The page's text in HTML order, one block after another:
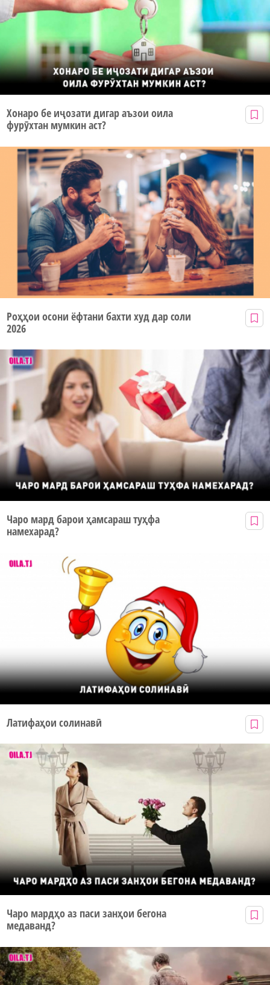
Хонаро бе иҷозати дигар аъзои оила
фурӯхтан мумкин аст?
Роҳҳои осони ёфтани бахти худ дар соли
2026
Чаро мард барои ҳамсараш туҳфа
намехарад?
Латифаҳои солинавӣ
Чаро мардҳо аз паси занҳои бегона
медаванд?